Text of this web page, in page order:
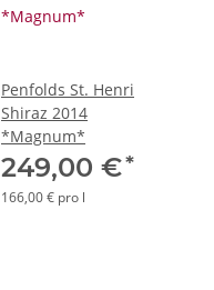
Penfolds St. Henri
Shiraz 2014
*Magnum*
249,00 €*
166,00 € pro l